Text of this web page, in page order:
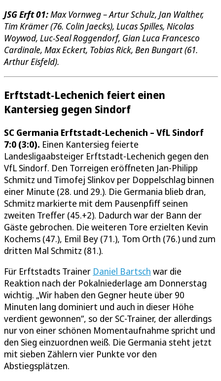
JSG Erft 01: Max Vornweg – Artur Schulz, Jan Walther,
Tim Krämer (76. Colin Jaecks), Lucas Spilles, Nicolas
Woywod, Luc-Seal Roggendorf, Gian Luca Francesco
Cardinale, Max Eckert, Tobias Rick, Ben Bungart (61.
Arthur Eisfeld).
Erftstadt-Lechenich feiert einen
Kantersieg gegen Sindorf
SC Germania Erftstadt-Lechenich – VfL Sindorf
7:0 (3:0). Einen Kantersieg feierte
Landesligaabsteiger Erftstadt-Lechenich gegen den
VfL Sindorf. Den Torreigen eröffneten Jan-Philipp
Schmitz und Timofej Slinkov per Doppelschlag binnen
einer Minute (28. und 29.). Die Germania blieb dran,
Schmitz markierte mit dem Pausenpfiff seinen
zweiten Treffer (45.+2). Dadurch war der Bann der
Gäste gebrochen. Die weiteren Tore erzielten Kevin
Kochems (47.), Emil Bey (71.), Tom Orth (76.) und zum
dritten Mal Schmitz (81.).
Für Erftstadts Trainer Daniel Bartsch war die
Reaktion nach der Pokalniederlage am Donnerstag
wichtig. „Wir haben den Gegner heute über 90
Minuten lang dominiert und auch in dieser Höhe
verdient gewonnen“, so der SC-Trainer, der allerdings
nur von einer schönen Momentaufnahme spricht und
den Sieg einzuordnen weiß. Die Germania steht jetzt
mit sieben Zählern vier Punkte vor den
Abstiegsplätzen.